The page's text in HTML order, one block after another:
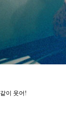
이 웃어!